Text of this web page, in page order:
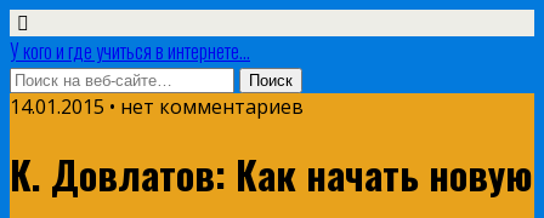
У кого и где учиться в интернете...
14.01.2015 • нет комментариев
К. Довлатов: Как начать новую